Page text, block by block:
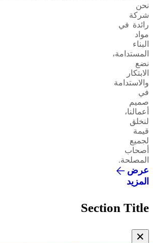
نحن
شركة
رائدة في
مواد
البناء
المستدامة،
نضع
الابتكار
والاستدامة
في
صميم
أعمالنا،
لنخلق
قيمة
لجميع
أصحاب
المصلحة.
عرض
المزيد
Section Title
✕